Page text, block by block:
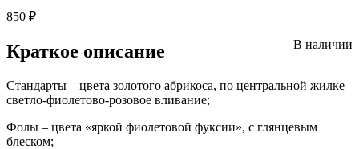
850 ₽
В наличии
Краткое описание
Стандарты – цвета золотого абрикоса, по центральной жилке
светло-фиолетово-розовое вливание;
Фолы – цвета «яркой фиолетовой фуксии», с глянцевым
блеском;